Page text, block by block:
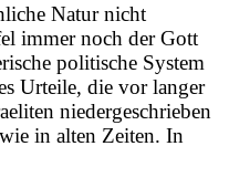
Natur nicht
immer noch der Gott
politische System
Urteile, die vor langer
niedergeschrieben
in alten Zeiten. In